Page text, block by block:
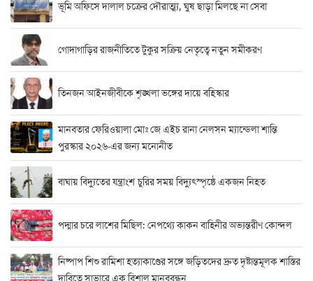
ভূমি অফিসে দালাল চক্রের দৌরাত্ম্য, ঘুষ ছাড়া মিলছে না সেবা
গোদাগাড়ির রাজনীতিতে টুকুর সক্রিয় নেতৃত্বে নতুন সমীকরণ
তিনজন আইনজীবীকে শৃঙ্খলা ভঙ্গের দায়ে বহিস্কার
মানবতার ফেরিওয়ালা মোঃ জে এইচ রানা নেলসন ম্যান্ডেলা শান্তি
পুরস্কার ২০২৬-এর জন্য মনোনীত
বাঘায় বিদ্যুতের যন্ত্রাংশ চুরির সময় বিদ্যুৎস্পৃষ্ঠে একজন নিহত
পদ্মার চরে লাশের মিছিল: নেপথ্যে কাকন বাহিনীর অভ্যন্তরীণ কোন্দল
নিষ্পাপ শিশু রামিশা হত্যাকাণ্ডের সঙ্গে জড়িতদের দ্রুত দৃষ্টান্তমূলক শাস্তির
দাবিতে সাভারে এক বিশাল মানববন্ধন